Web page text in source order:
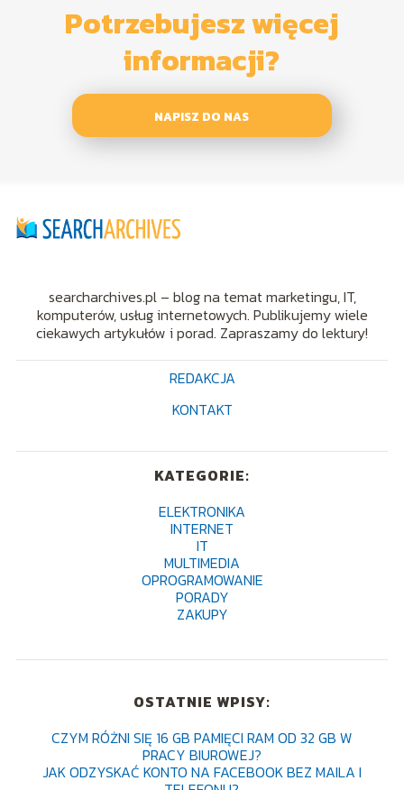
Potrzebujesz więcej
informacji?
NAPISZ DO NAS
searcharchives.pl – blog na temat marketingu, IT,
komputerów, usług internetowych. Publikujemy wiele
ciekawych artykułów i porad. Zapraszamy do lektury!
REDAKCJA
KONTAKT
KATEGORIE:
ELEKTRONIKA
INTERNET
IT
MULTIMEDIA
OPROGRAMOWANIE
PORADY
ZAKUPY
OSTATNIE WPISY:
CZYM RÓŻNI SIĘ 16 GB PAMIĘCI RAM OD 32 GB W
PRACY BIUROWEJ?
JAK ODZYSKAĆ KONTO NA FACEBOOK BEZ MAILA I